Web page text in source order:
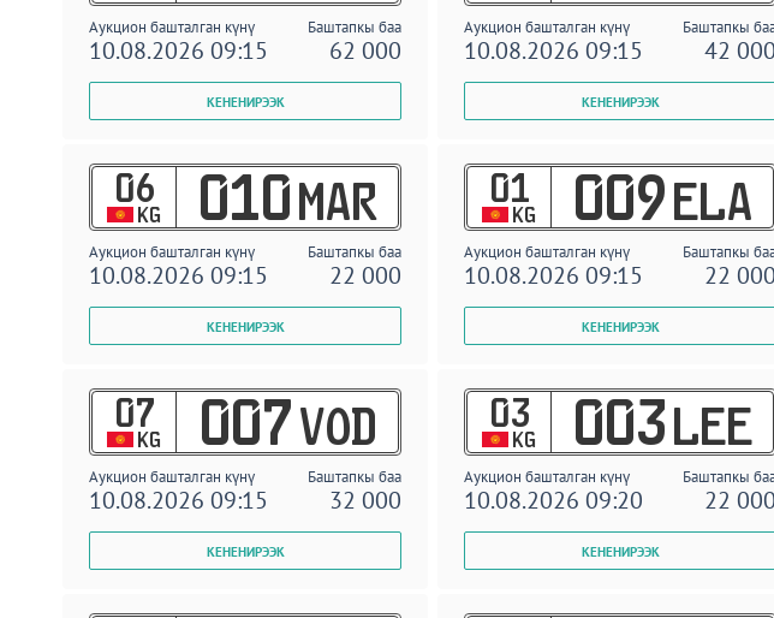
Аукцион башталган күнү Баштапкы баа
10.08.2026 09:15 62 000
Аукцион башталган күнү Баштапкы
10.08.2026 09:15 42 000
06
KG 010 MAR
Аукцион башталган күнү Баштапкы баа
10.08.2026 09:15 22 000
01
KG 009 ELA
Аукцион башталган күнү Баштапкы
10.08.2026 09:15 22 000
07
KG 007 VOD
Аукцион башталган күнү Баштапкы баа
10.08.2026 09:15 32 000
03
KG 003 LEE
Аукцион башталган күнү Баштапкы
10.08.2026 09:20 22 000